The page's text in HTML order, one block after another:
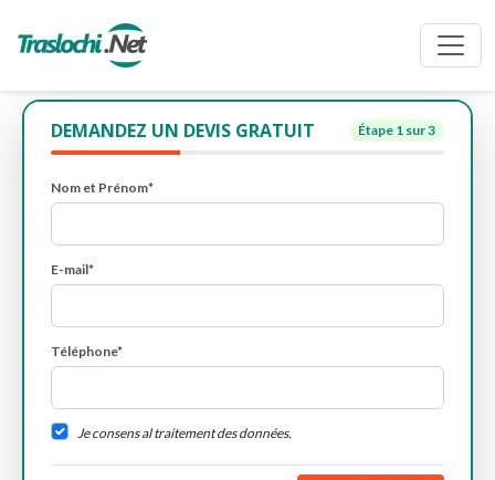
DEMANDEZ UN DEVIS GRATUIT Étape 1 sur 3
Nom et Prénom*
E-mail*
Téléphone*
Je consens al traitement des données.